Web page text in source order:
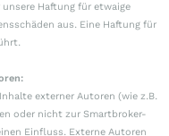
Haftung für etwaige
aus. Eine Haftung für
externer Autoren (wie z.B.
oder nicht zur Smartbroker-
Einfluss. Externe Autoren